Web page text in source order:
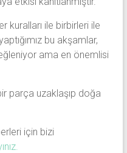
kuralları ile birbirleri ile
bu akşamlar,
ama en önemlisi
parça uzaklaşıp doğa
için bizi